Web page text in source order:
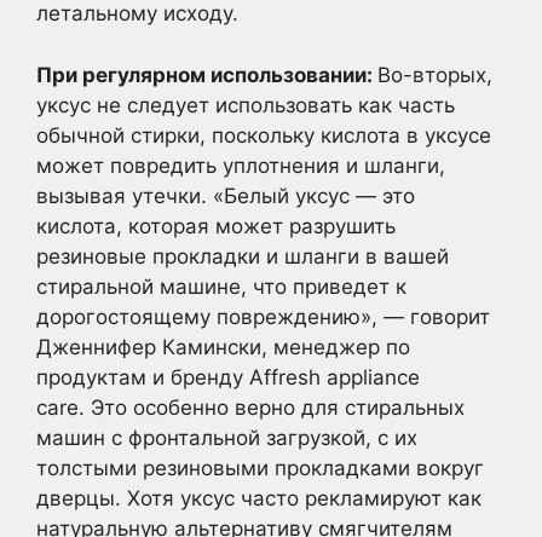
летальному исходу.
При регулярном использовании: Во-вторых,
уксус не следует использовать как часть
обычной стирки, поскольку кислота в уксусе
может повредить уплотнения и шланги,
вызывая утечки. «Белый уксус — это
кислота, которая может разрушить
резиновые прокладки и шланги в вашей
стиральной машине, что приведет к
дорогостоящему повреждению», — говорит
Дженнифер Камински, менеджер по
продуктам и бренду Affresh appliance
care. Это особенно верно для стиральных
машин с фронтальной загрузкой, с их
толстыми резиновыми прокладками вокруг
дверцы. Хотя уксус часто рекламируют как
натуральную альтернативу смягчителям